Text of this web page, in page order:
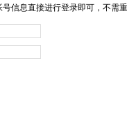
信息直接进行登录即可，不需